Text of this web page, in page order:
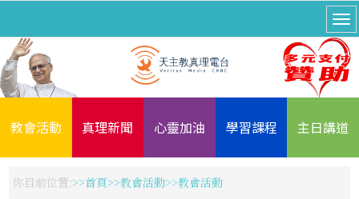
教會活動 真理新聞 心靈加油 學習課程 主日講道
你目前位置: 首頁 教會活動
教會活動